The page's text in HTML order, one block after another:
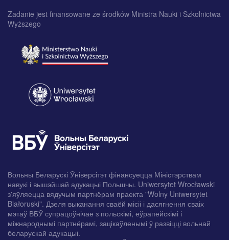
Zadanie jest finansowane ze środków Ministra Nauki i Szkolnictwa
Wyższego
Вольны Беларускі Ўніверсітэт фінансуецца Міністэрствам
навукі і вышэйшай адукацыі Польшчы. Uniwersytet Wrocławski
з'яўляецца вядучым партнёрам праекта "Wolny Uniwersytet
Białoruski". Дзеля выканання сваёй місіі і дасягнення сваіх
мэтаў ВБЎ супрацоўнічае з польскімі, еўрапейскімі і
міжнароднымі партнёрамі, зацікаўленымі ў развіцці вольнай
беларускай адукацыі.